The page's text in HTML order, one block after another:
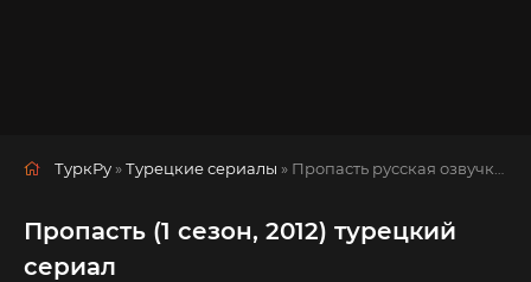
ТуркРу »Турецкие сериалы » Пропасть русская озвучка смотреть полностью онлайн!
Пропасть (1 сезон, 2012) турецкий
сериал